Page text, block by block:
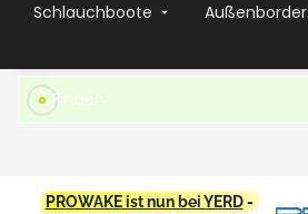
Schlauchboote Außenborder
PROWAKE ist nun bei YERD-